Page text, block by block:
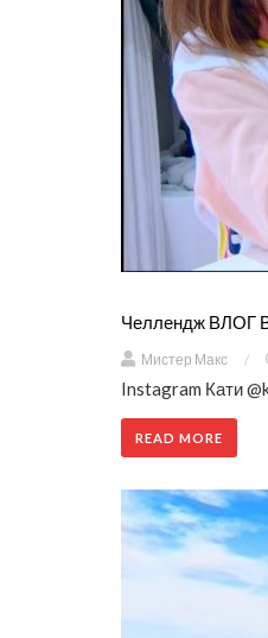
Челлендж ВЛОГ
Мистер Макс /
Instagram Кати
READ MORE